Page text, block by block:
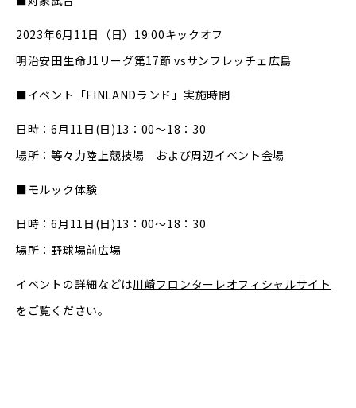
2023年6月11日（日）19:00キックオフ
明治安田生命J1リーグ第17節 vsサンフレッチェ広島
■イベント「FINLANDランド」実施時間
日時：6月11日(日)13：00～18：30
場所：等々力陸上競技場 および周辺イベント会場
■モルック体験
日時：6月11日(日)13：00～18：30
場所：野球場前広場
イベントの詳細などは川崎フロンターレオフィシャルサイト
をご覧ください。